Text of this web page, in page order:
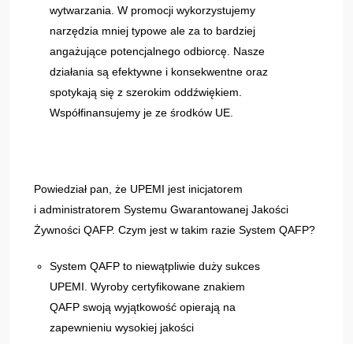
wytwarzania. W promocji wykorzystujemy
narzędzia mniej typowe ale za to bardziej
angażujące potencjalnego odbiorcę. Nasze
działania są efektywne i konsekwentne oraz
spotykają się z szerokim oddźwiękiem.
Współfinansujemy je ze środków UE.
Powiedział pan, że UPEMI jest inicjatorem
i administratorem Systemu Gwarantowanej Jakości
Żywności QAFP. Czym jest w takim razie System QAFP?
System QAFP to niewątpliwie duży sukces
UPEMI. Wyroby certyfikowane znakiem
QAFP swoją wyjątkowość opierają na
zapewnieniu wysokiej jakości